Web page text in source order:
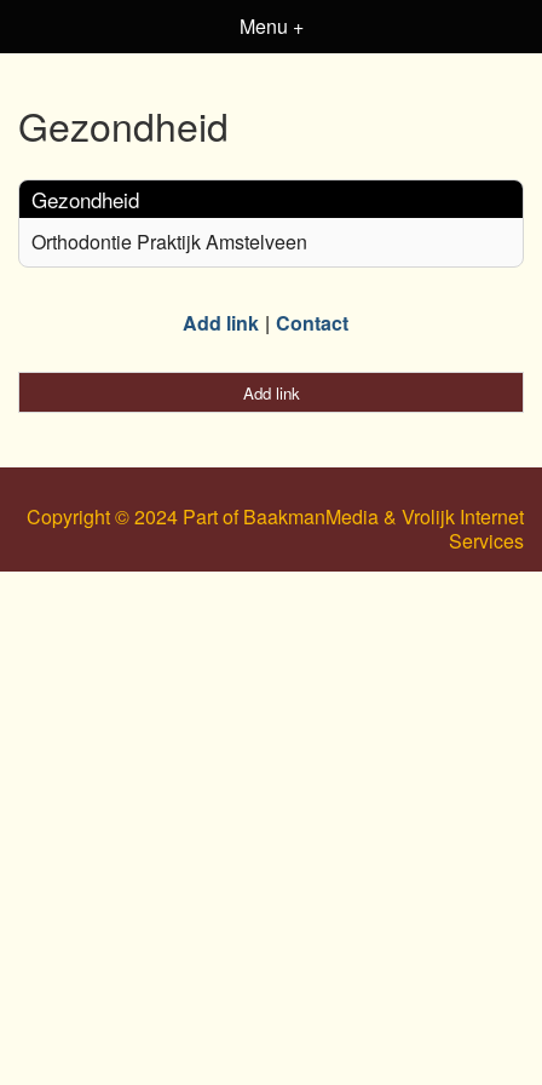
Menu +
Gezondheid
Gezondheid
Orthodontie Praktijk Amstelveen
Add link Contact
Add link
Copyright © 2024 Part of BaakmanMedia & Vrolijk Internet
Services